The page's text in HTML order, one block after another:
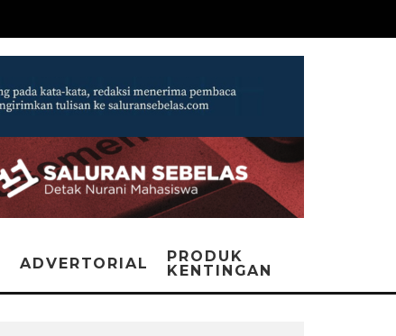
ADVERTORIAL
PRODUK
KENTINGAN